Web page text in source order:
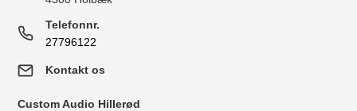
Telefonnr.
27796122
Kontakt os
Custom Audio Hillerød